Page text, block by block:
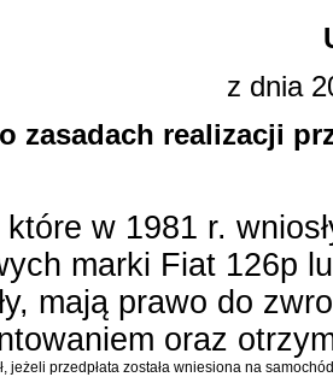
z dnia
o zasadach realizacji
w 1981 r.
marki Fiat 126p
mają prawo do
oraz
jeżeli przedpłata została wniesiona na